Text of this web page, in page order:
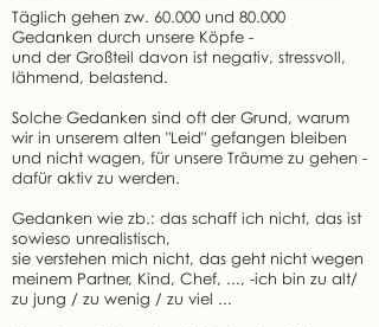
Täglich gehen zw. 60.000 und 80.000
Gedanken durch unsere Köpfe -
und der Großteil davon ist negativ, stressvoll,
lähmend, belastend.
Solche Gedanken sind oft der Grund, warum
wir in unserem alten "Leid" gefangen bleiben
und nicht wagen, für unsere Träume zu gehen -
dafür aktiv zu werden.
Gedanken wie zb.: das schaff ich nicht, das ist
sowieso unrealistisch,
sie verstehen mich nicht, das geht nicht wegen
meinem Partner, Kind, Chef, ..., -ich bin zu alt/
zu jung / zu wenig / zu viel ...